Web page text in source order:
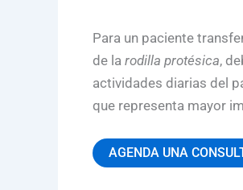
Para un paciente
de la rodilla protésica,
actividades diarias del
que representa mayor
AGENDA UNA